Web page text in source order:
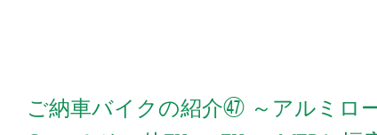
ご納車バイクの紹介㊼ ～アルミロ